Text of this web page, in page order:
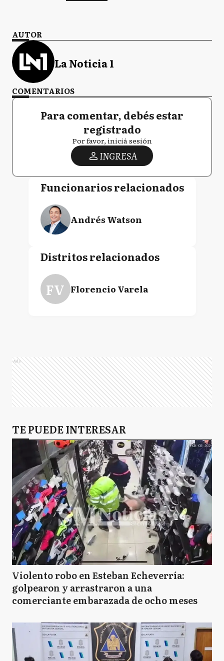
AUTOR
La Noticia 1
COMENTARIOS
Para comentar, debés estar
registrado
Por favor, iniciá sesión
INGRESA
Funcionarios relacionados
Andrés Watson
Distritos relacionados
FV Florencio Varela
Ads
TE PUEDE INTERESAR
Violento robo en Esteban Echeverría:
golpearon y arrastraron a una
comerciante embarazada de ocho meses